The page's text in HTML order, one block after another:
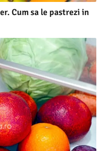
Cum sa le pastrezi in